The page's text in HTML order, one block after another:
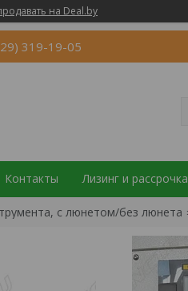
на Deal.by
319-19-05
Контакты Лизинг и рассрочка
с люнетом/без люнета